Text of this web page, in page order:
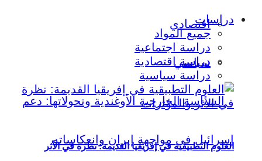
اقتصادي
سياسي
دراسات
جميع المواد
دراسة اجتماعية
دراسة اقتصادية
دراسة سياسية
العلوم التطبيقية في إفريقيا القديمة: نظرة في الأثر